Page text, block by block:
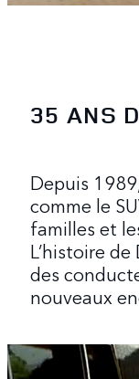
35 ANS
Depuis
comme le
familles et
L’histoire
des
nouveaux